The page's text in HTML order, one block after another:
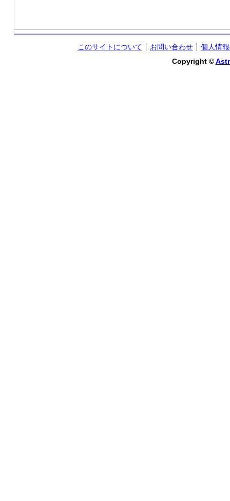
このサイトについて お問い合わせ
個人情
Copyright ©